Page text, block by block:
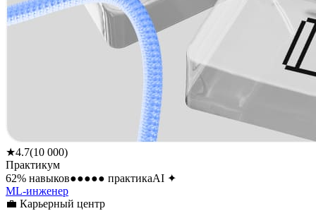
★4.7(10 000)
Практикум
62% навыков●●●●● практикаAI ✦
ML-инженер
💼 Карьерный центр